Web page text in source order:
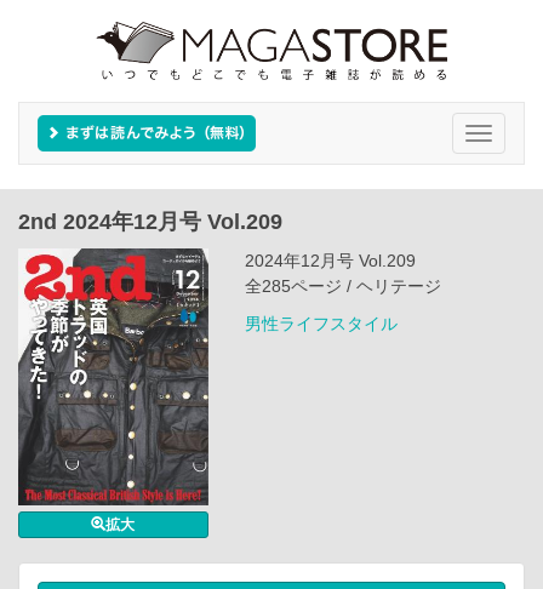
Toggle
2nd 2024年12月号 Vol.209
拡大
2024年12月号 Vol.209
全285ページ / ヘリテージ
男性ライフスタイル